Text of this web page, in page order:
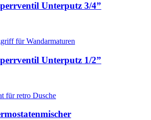
Unterputz 3/4”
Unterputz 1/2”